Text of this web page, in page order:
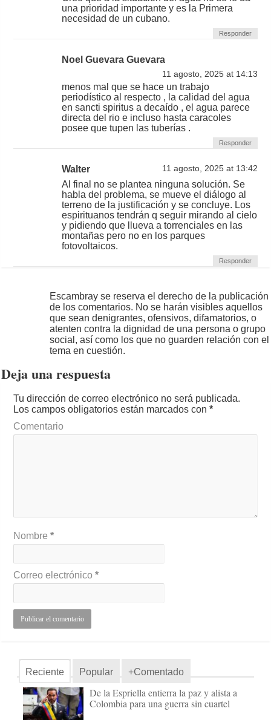
una prioridad importante y es la Primera
necesidad de un cubano.
Responder
Noel Guevara Guevara
11 agosto, 2025 at 14:13
menos mal que se hace un trabajo
periodístico al respecto , la calidad del agua
en sancti spiritus a decaído , el agua parece
directa del rio e incluso hasta caracoles
posee que tupen las tuberías .
Responder
Walter 11 agosto, 2025 at 13:42
Al final no se plantea ninguna solución. Se
habla del problema, se mueve el diálogo al
terreno de la justificación y se concluye. Los
espirituanos tendrán q seguir mirando al cielo
y pidiendo que llueva a torrenciales en las
montañas pero no en los parques
fotovoltaicos.
Responder
Escambray se reserva el derecho de la publicación
de los comentarios. No se harán visibles aquellos
que sean denigrantes, ofensivos, difamatorios, o
atenten contra la dignidad de una persona o grupo
social, así como los que no guarden relación con el
tema en cuestión.
Deja una respuesta
Tu dirección de correo electrónico no será publicada.
Los campos obligatorios están marcados con*
Comentario
Nombre*
Correo electrónico*
Reciente Popular +Comentado
De la Espriella entierra la paz y alista a
Colombia para una guerra sin cuartel